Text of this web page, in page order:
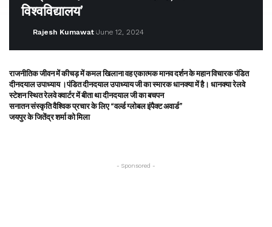
विश्वविद्यालय’
Rajesh Kumawat June 12, 2024
राजनीतिक जीवन में कीचड़ में कमल खिलाना वह एकात्मक मानव दर्शन के महान विचारक पंडित
दीनदयाल उपाध्याय ।पंडित दीनदयाल उपाध्याय जी का स्मारक धानक्या में है। धानक्या रेलवे
स्टेशन स्थित रेलवे क्वार्टर में बीता था दीनदयाल जी का बचपन
सनातन संस्कृति वैश्विक प्रचार के लिए “वर्ल्ड ग्लोबल इंपैक्ट अवार्ड”
जयपुर के जितेंद्र शर्मा को मिला
- Sponsored -